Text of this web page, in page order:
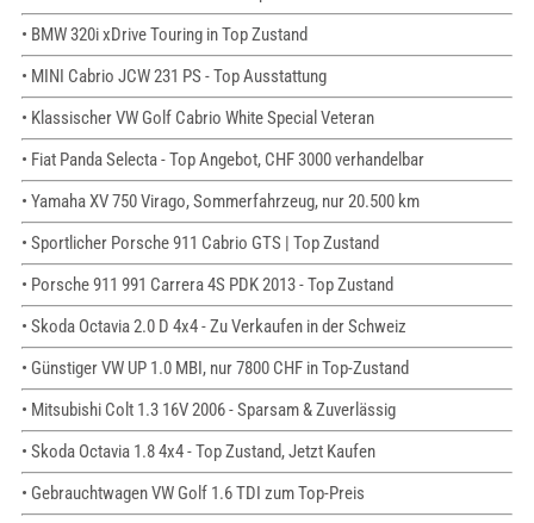
• BMW 320i xDrive Touring in Top Zustand
• MINI Cabrio JCW 231 PS - Top Ausstattung
• Klassischer VW Golf Cabrio White Special Veteran
• Fiat Panda Selecta - Top Angebot, CHF 3000 verhandelbar
• Yamaha XV 750 Virago, Sommerfahrzeug, nur 20.500 km
• Sportlicher Porsche 911 Cabrio GTS | Top Zustand
• Porsche 911 991 Carrera 4S PDK 2013 - Top Zustand
• Skoda Octavia 2.0 D 4x4 - Zu Verkaufen in der Schweiz
• Günstiger VW UP 1.0 MBI, nur 7800 CHF in Top-Zustand
• Mitsubishi Colt 1.3 16V 2006 - Sparsam & Zuverlässig
• Skoda Octavia 1.8 4x4 - Top Zustand, Jetzt Kaufen
• Gebrauchtwagen VW Golf 1.6 TDI zum Top-Preis